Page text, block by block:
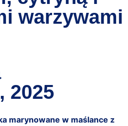
warzywami
2025
marynowane w maślance z